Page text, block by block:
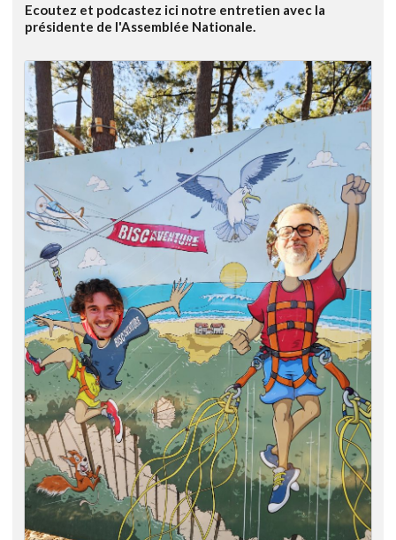
Ecoutez et podcastez ici notre entretien avec la
présidente de l'Assemblée Nationale.